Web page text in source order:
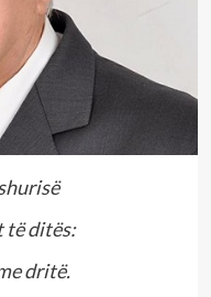
të ditës:
dritë.